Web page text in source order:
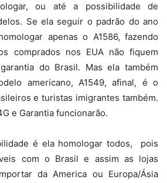
ou até a possibilidade de
Se ela seguir o padrão do ano
apenas o A1586, fazendo
comprados nos EUA não fiquem
do Brasil. Mas ela também
americano, A1549, afinal, é o
e turistas imigrantes também.
e Garantia funcionarão.
é ela homologar todos, pois
com o Brasil e assim as lojas
da America ou Europa/Ásia